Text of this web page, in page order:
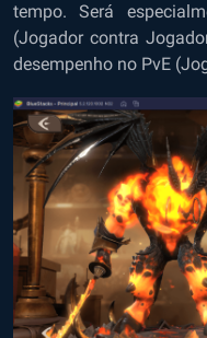
tempo. Será
(Jogador contra
desempenho no PvE